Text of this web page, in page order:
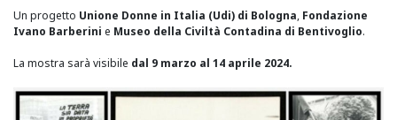
Un progetto Unione Donne in Italia (Udi) di Bologna, Fondazione
Ivano Barberini e Museo della Civiltà Contadina di Bentivoglio.
La mostra sarà visibile dal 9 marzo al 14 aprile 2024.